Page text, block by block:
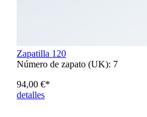
Zapatilla 120
Número de zapato (UK): 7
94,00 €*
detalles